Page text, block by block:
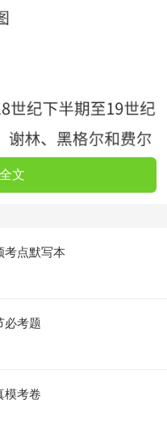
文
考点默写本
必考题
模考卷